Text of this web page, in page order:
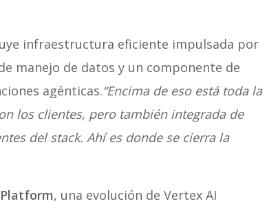
infraestructura eficiente impulsada por
manejo de datos y un componente de
agénticas.“Encima de eso está toda la
los clientes, pero también integrada de
del stack. Ahí es donde se cierra la
, una evolución de Vertex AI